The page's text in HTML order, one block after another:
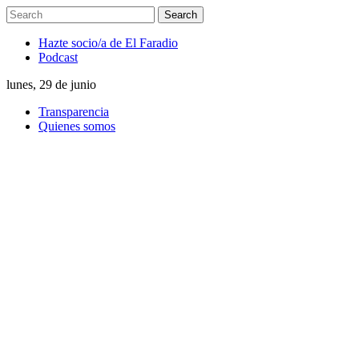
Hazte socio/a de El Faradio
Podcast
lunes, 29 de junio
Transparencia
Quienes somos